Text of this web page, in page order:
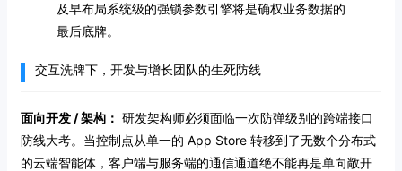
及早布局系统级的强锁参数引擎将是确权业务数据的
最后底牌。
交互洗牌下，开发与增长团队的生死防线
面向开发 / 架构： 研发架构师必须面临一次防弹级别的跨端接口
防线大考。当控制点从单一的 App Store 转移到了无数个分布式
的云端智能体，客户端与服务端的通信通道绝不能再是单向敞开